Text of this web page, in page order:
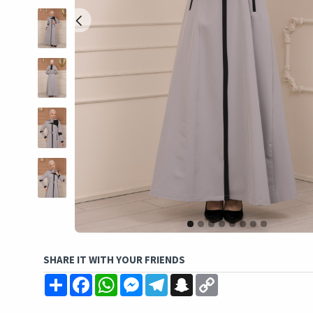
SHARE IT WITH YOUR FRIENDS
ShareFacebookWhatsAppMessengerTelegramSnapchat